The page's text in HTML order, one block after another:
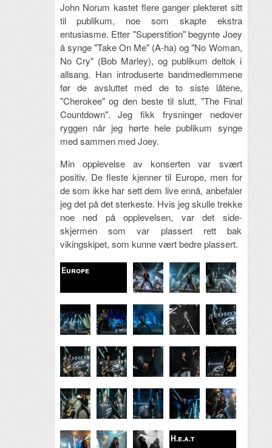
John Norum kastet flere ganger plekteret sitt
til publikum, noe som skapte ekstra
entusiasme. Etter "Superstition" begynte Joey
å synge "Take On Me" (A-ha) og "No Woman,
No Cry" (Bob Marley), og publikum deltok i
allsang. Han introduserte bandmedlemmene
før de avsluttet med de to siste låtene,
"Cherokee" og den beste til slutt, "The Final
Countdown". Jeg fikk frysninger nedover
ryggen når jeg hørte hele publikum synge
med sammen med Joey.
Min opplevelse av konserten var svært
positiv. De fleste kjenner til Europe, men for
de som ikke har sett dem live ennå, anbefaler
jeg det på det sterkeste. Hvis jeg skulle trekke
noe ned på opplevelsen, var det side-
skjermen som var plassert rett bak
vikingskipet, som kunne vært bedre plassert.
Europe
H.e.a.t